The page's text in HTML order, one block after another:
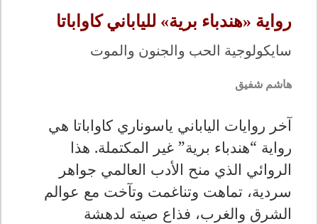
رواية «هندباء برية» للياباني كاواباتا
سايكولوجية الحب والجنون والموت
هاشم شفيق
آخر روايات الياباني ياسوناري كاواباتا هي
رواية “هندباء برية” غير المكتملة. هذا
الروائي الذي منح الأدب العالمي جواهر
سردية، تماهت وتناغمت وتآخت مع عوالم
الشرق والغرب، فذاع صيته لدهشة